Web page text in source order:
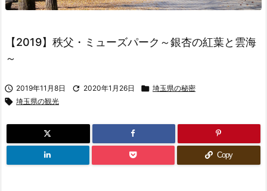
【2019】秩父・ミューズパーク～銀杏の紅葉と雲海
～
 2019年11月8日  2020年1月26日  埼玉県の秘密
 埼玉県の観光
Copy